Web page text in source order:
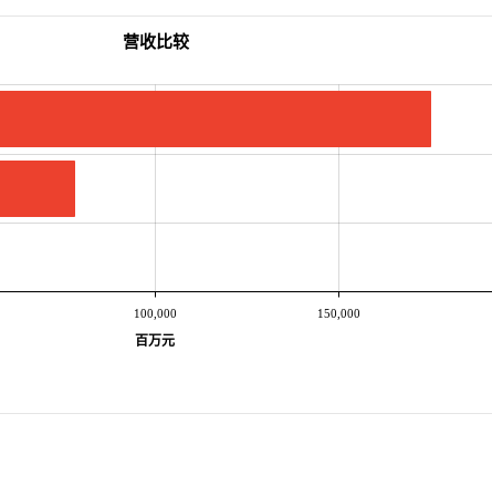
100,000 150,000
百万元
营收比较